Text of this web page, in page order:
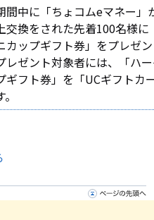
間中に「ちょコムeマネー
交換をされた先着100名様
カップギフト券」をプレゼ
レゼント対象者には、「ハ
ギフト券」を「UCギフトカ